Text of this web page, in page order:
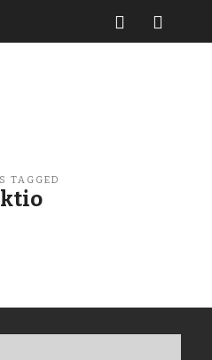
TAGGED